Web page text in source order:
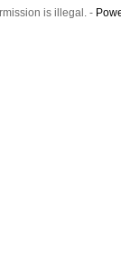
is illegal. -